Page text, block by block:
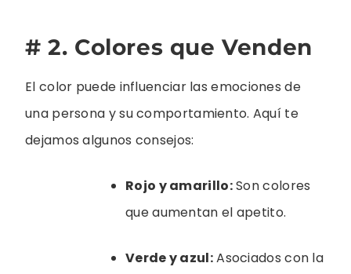
# 2. Colores que Venden
El color puede influenciar las emociones de
una persona y su comportamiento. Aquí te
dejamos algunos consejos:
Rojo y amarillo:Son colores
que aumentan el apetito.
Verde y azul:Asociados con la